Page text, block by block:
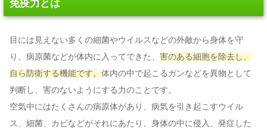
免疫力とは
目には見えない多くの細菌やウイルスなどの外敵から身体を守
り、病原菌などが体内に入ってできた、 害のある細胞を除去し、
自ら防衛する機能です。 体内の中で起こるガンなどを異物として
判断し、害のないようにする力のことです。
空気中にはたくさんの病原体があり、病気を引き起こすウイル
ス、細菌、カビなどがそれにあたり、身体の中に侵入、発症した